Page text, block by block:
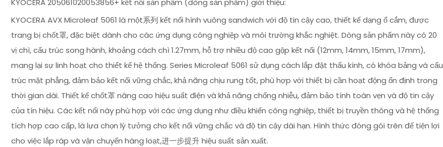
KYOCERA 205061020053856+ kết nối sản phẩm (dòng sản phẩm) giới thiệu:
KYOCERA AVX Microleaf 5061 là một系列 kết nối hình vuông sandwich với độ tin cậy cao, thiết kế dạng ổ cắm, được
trang bị chốt罩, đặc biệt dành cho các ứng dụng công nghiệp và môi trường khắc nghiệt. Dòng sản phẩm này có 20
vị chì, cấu trúc song hành, khoảng cách chì 1.27mm, hỗ trợ nhiều độ cao gộp kết nối (12mm, 14mm, 15mm, 17mm),
mang lại sự linh hoạt cho thiết kế hệ thống. Series Microleaf 5061 sử dụng cách lắp đặt thấu kính, có khóa bảng và cấu
trúc mặt phẳng, đảm bảo kết nối vững chắc, khả năng chịu rung tốt, phù hợp với thiết bị cần hoạt động ổn định trong
thời gian dài. Thiết kế chốt罩 nâng cao hiệu suất điện và khả năng chống nhiễu, đảm bảo tính toàn vẹn và độ tin cậy
của tín hiệu. Các kết nối này phù hợp với các ứng dụng như điều khiển công nghiệp, thiết bị truyền thông và hệ thống
tích hợp cao cấp, là lựa chọn lý tưởng cho kết nối vững chắc và độ tin cậy dài hạn. Hình thức đóng gói trên đế tiện lợi
cho việc lắp ráp và vận chuyển hàng loạt,进一步提升 hiệu suất sản xuất.